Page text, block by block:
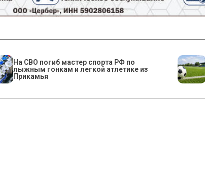
На СВО погиб мастер спорта РФ по
лыжным гонкам и легкой атлетике из
Прикамья